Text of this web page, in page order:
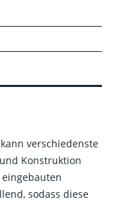
verschiedenste
Konstruktion
sodass diese